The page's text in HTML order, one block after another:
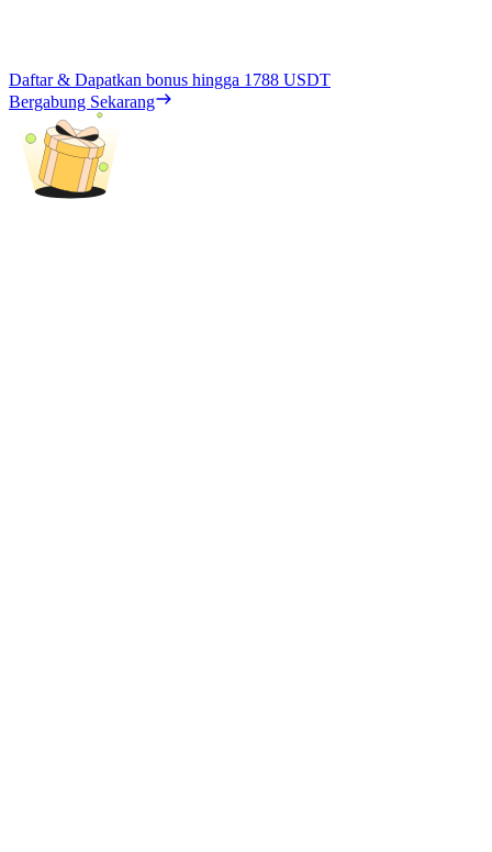
Daftar & Dapatkan bonus hingga 1788 USDT
Bergabung Sekarang